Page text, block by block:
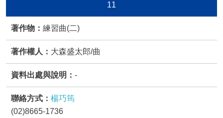
11
練習曲(二)
大森盛太郎/曲
-
楊巧筠
(02)8665-1736